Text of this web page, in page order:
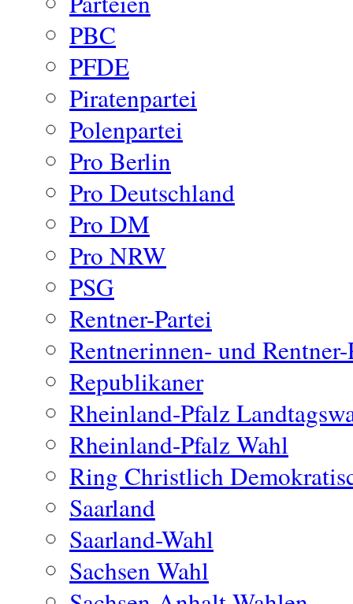
PBC
PFDE
Piratenpartei
Polenpartei
Pro Berlin
Pro Deutschland
Pro DM
Pro NRW
PSG
Rentner-Partei
Rentnerinnen- und
Republikaner
Rheinland-Pfalz
Rheinland-Pfalz Wahl
Ring Christlich
Saarland
Saarland-Wahl
Sachsen Wahl